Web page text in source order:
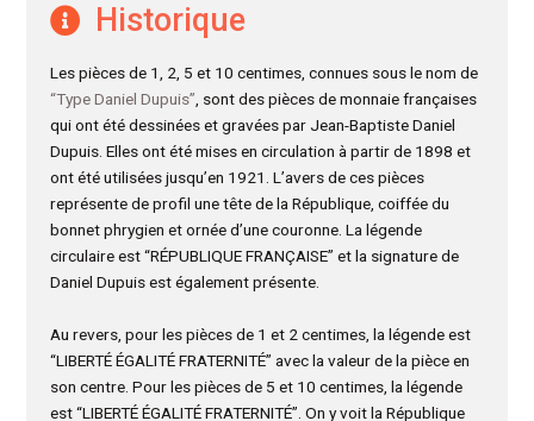
Historique
Les pièces de 1, 2, 5 et 10 centimes, connues sous le nom de
“Type Daniel Dupuis” , sont des pièces de monnaie françaises
qui ont été dessinées et gravées par Jean-Baptiste Daniel
Dupuis. Elles ont été mises en circulation à partir de 1898 et
ont été utilisées jusqu’en 1921. L’avers de ces pièces
représente de profil une tête de la République, coiffée du
bonnet phrygien et ornée d’une couronne. La légende
circulaire est “RÉPUBLIQUE FRANÇAISE” et la signature de
Daniel Dupuis est également présente.
Au revers, pour les pièces de 1 et 2 centimes, la légende est
“LIBERTÉ ÉGALITÉ FRATERNITÉ” avec la valeur de la pièce en
son centre. Pour les pièces de 5 et 10 centimes, la légende
est “LIBERTÉ ÉGALITÉ FRATERNITÉ”. On y voit la République